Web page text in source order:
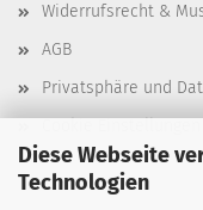
Diese Webseite
Technologien
Widerrufsrecht &
AGB
Privatsphäre und